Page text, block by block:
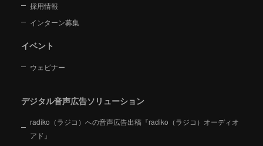
採用情報
インターン募集
イベント
ウェビナー
デジタル音声広告ソリューション
radiko（ラジコ）への音声広告出稿『radiko（ラジコ）オーディオ
アド』